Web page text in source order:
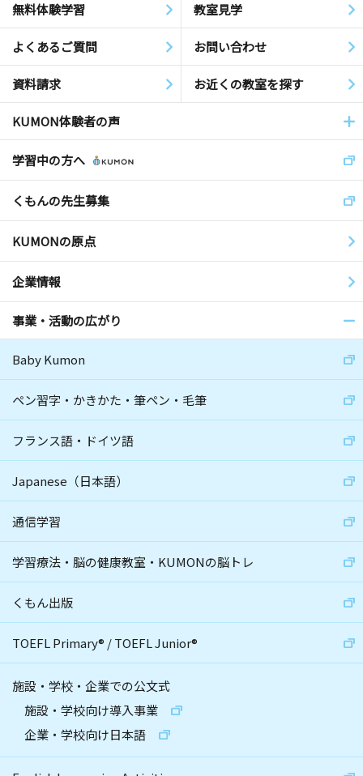
無料体験学習 教室見学
よくあるご質問 お問い合わせ
資料請求 お近くの教室を探す
KUMON体験者の声
学習中の方へ
くもんの先生募集
KUMONの原点
企業情報
事業・活動の広がり
Baby Kumon
ペン習字・かきかた・筆ペン・毛筆
フランス語・ドイツ語
Japanese（日本語）
通信学習
学習療法・脳の健康教室・KUMONの脳トレ
くもん出版
TOEFL Primary® /TOEFL Junior®
施設・学校・企業での公文式
施設・学校向け導入事業
企業・学校向け日本語